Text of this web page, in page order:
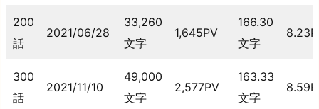
200
話
2021/06/28
33,260
文字
1,645PV
166.30
文字
300
話
2021/11/10
49,000
文字
2,577PV
163.33
文字